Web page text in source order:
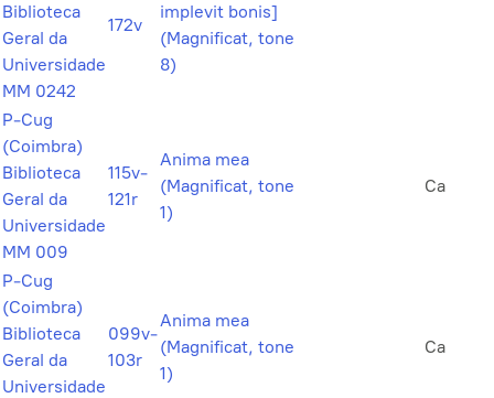
Biblioteca
Geral da
Universidade
MM 0242
172v
implevit bonis]
(Magnificat, tone
8)
P-Cug
(Coimbra)
Biblioteca
Geral da
Universidade
MM 009
115v-
121r
Anima mea
(Magnificat, tone
1)
Ca
P-Cug
(Coimbra)
Biblioteca
Geral da
Universidade
099v-
103r
Anima mea
(Magnificat, tone
1)
Ca